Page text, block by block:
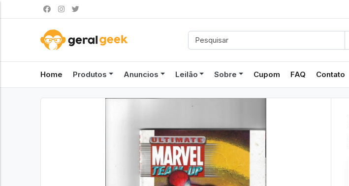
Home Produtos Anuncios Leilão Sobre Cupom FAQ Contato